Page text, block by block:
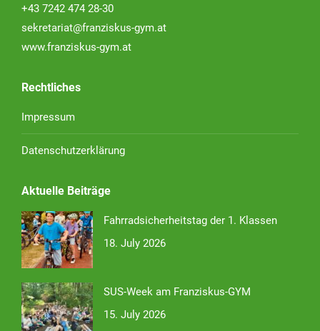
+43 7242 474 28-30
sekretariat@franziskus-gym.at
www.franziskus-gym.at
Rechtliches
Impressum
Datenschutzerklärung
Aktuelle Beiträge
Fahrradsicherheitstag der 1. Klassen
18. July 2026
SUS-Week am Franziskus-GYM
15. July 2026